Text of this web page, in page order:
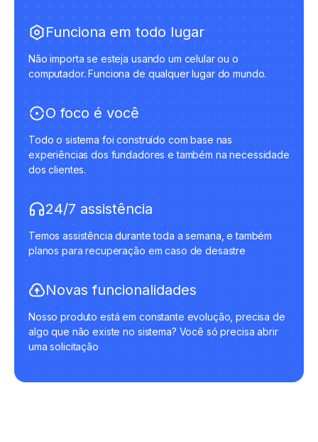
Funciona em todo lugar
Não importa se esteja usando um celular ou o
computador. Funciona de qualquer lugar do mundo.
O foco é você
Todo o sistema foi construído com base nas
experiências dos fundadores e também na necessidade
dos clientes.
24/7 assistência
Temos assistência durante toda a semana, e também
planos para recuperação em caso de desastre
Novas funcionalidades
Nosso produto está em constante evolução, precisa de
algo que não existe no sistema? Você só precisa abrir
uma solicitação